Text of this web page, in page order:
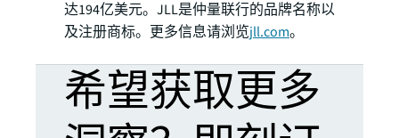
达194亿美元。JLL是仲量联行的品牌名称以
及注册商标。更多信息请浏览jll.com。
希望获取更多